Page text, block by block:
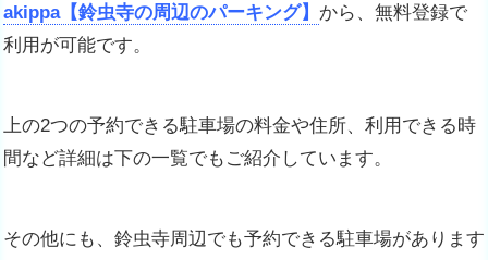
akippa【鈴虫寺の周辺のパーキング】 から、無料登録で
利用が可能です。
上の2つの予約できる駐車場の料金や住所、利用できる時
間など詳細は下の一覧でもご紹介しています。
その他にも、鈴虫寺周辺でも予約できる駐車場があります